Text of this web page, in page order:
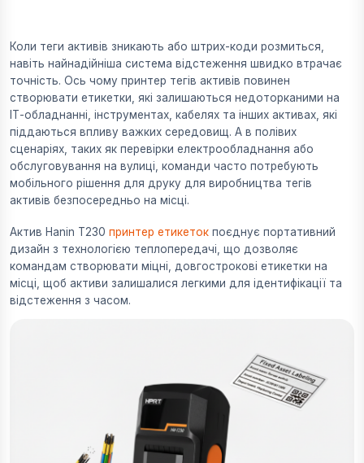
Коли теги активів зникають або штрих-коди розмиться,
навіть найнадійніша система відстеження швидко втрачає
точність. Ось чому принтер тегів активів повинен
створювати етикетки, які залишаються недоторканими на
ІТ-обладнанні, інструментах, кабелях та інших активах, які
піддаються впливу важких середовищ. А в полівих
сценаріях, таких як перевірки електрообладнання або
обслуговування на вулиці, команди часто потребують
мобільного рішення для друку для виробництва тегів
активів безпосередньо на місці.
Актив Hanin T230 принтер етикеток поєднує портативний
дизайн з технологією теплопередачі, що дозволяє
командам створювати міцні, довгострокові етикетки на
місці, щоб активи залишалися легкими для ідентифікації та
відстеження з часом.